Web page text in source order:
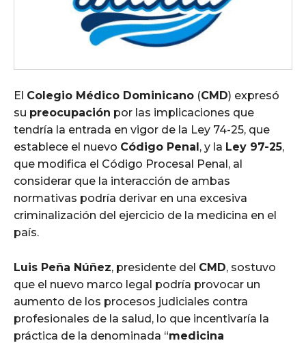
El Colegio Médico Dominicano (CMD) expresó
su preocupación por las implicaciones que
tendría la entrada en vigor de la Ley 74-25, que
establece el nuevo Código Penal, y la Ley 97-25,
que modifica el Código Procesal Penal, al
considerar que la interacción de ambas
normativas podría derivar en una excesiva
criminalización del ejercicio de la medicina en el
país.
Luis Peña Núñez, presidente del CMD, sostuvo
que el nuevo marco legal podría provocar un
aumento de los procesos judiciales contra
profesionales de la salud, lo que incentivaría la
práctica de la denominada “medicina